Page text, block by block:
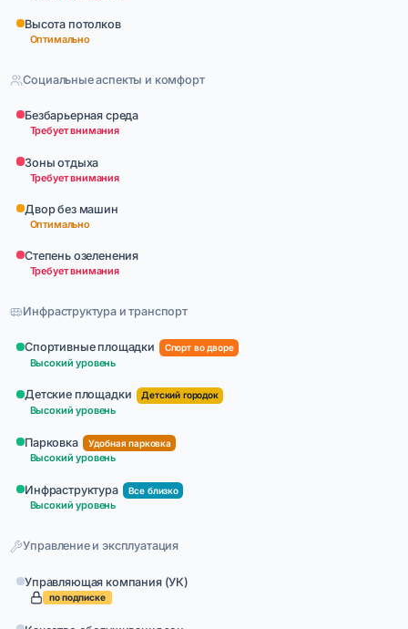
Высота потолков
Оптимально
Социальные аспекты и комфорт
Безбарьерная среда
Требует внимания
Зоны отдыха
Требует внимания
Двор без машин
Оптимально
Степень озеленения
Требует внимания
Инфраструктура и транспорт
Спортивные площадки Спорт во дворе
Высокий уровень
Детские площадки Детский городок
Высокий уровень
Парковка Удобная парковка
Высокий уровень
Инфраструктура Все близко
Высокий уровень
Управление и эксплуатация
Управляющая компания (УК)
по подписке